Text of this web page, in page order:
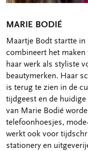
MARIE BODIÉ
Maartje Bodt startte
combineert het
haar werk als styliste
beautymerken. Haar
is terug te zien in de
tijdgeest en de
van Marie Bodié
telefoonhoesjes,
werkt ook voor
stationery en